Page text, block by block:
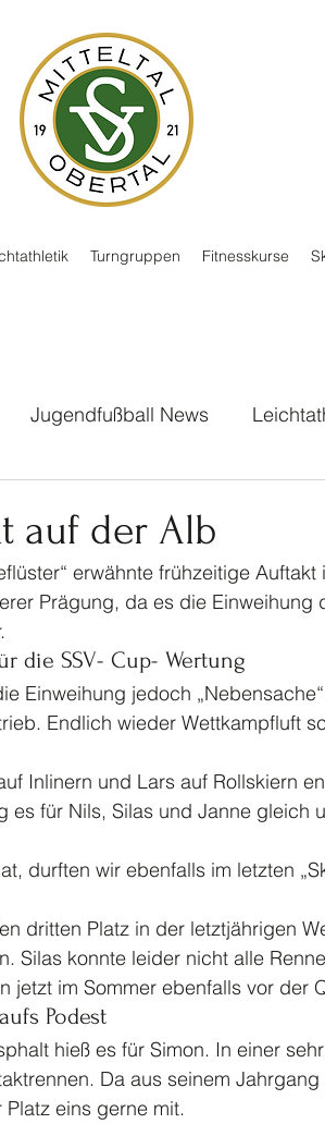
Turngruppen Fitnesskurse
Jugendfußball News
Jahrhundertspiel Bike
auf der Alb
erwähnte frühzeitige Auftakt
Prägung, da es die Einweihung
die SSV- Cup- Wertung
Einweihung jedoch
Endlich wieder Wettkampfluft
Inlinern und Lars auf Rollskiern
es für Nils, Silas und Janne gleich
durften wir ebenfalls im letzten
dritten Platz in der letztjährigen
Silas konnte leider nicht alle
jetzt im Sommer ebenfalls vor der
Podest
hieß es für Simon. In einer
Da aus seinem
Platz eins gerne mit.